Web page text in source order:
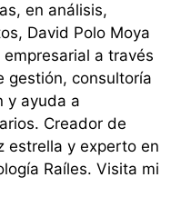
en análisis,
David Polo Moya
a través
gestión, consultoría
y ayuda a
Creador de
estrella y experto en
Raíles. Visita mi